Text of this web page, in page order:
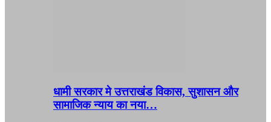
धामी सरकार मे उत्तराखंड विकास, सुशासन और
सामाजिक न्याय का नया…